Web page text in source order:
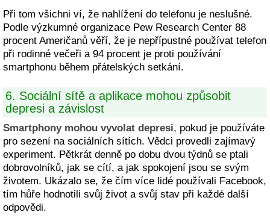
Při tom všichni ví, že nahlížení do telefonu je neslušné.
Podle výzkumné organizace Pew Research Center 88
procent Američanů věří, že je nepřípustné používat telefon
při rodinné večeři a 94 procent je proti používání
smartphonu během přátelských setkání.
6. Sociální sítě a aplikace mohou způsobit
depresi a závislost
Smartphony mohou vyvolat depresi, pokud je používáte
pro sezení na sociálních sítích. Vědci provedli zajímavý
experiment. Pětkrát denně po dobu dvou týdnů se ptali
dobrovolníků, jak se cítí, a jak spokojení jsou se svým
životem. Ukázalo se, že čím více lidé používali Facebook,
tím hůře hodnotili svůj život a svůj stav při každé další
odpovědi.